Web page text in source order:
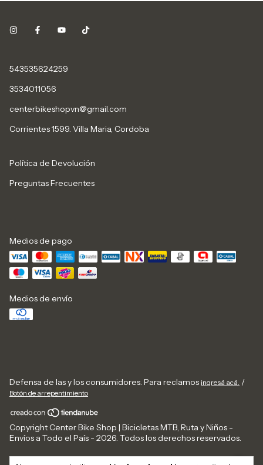
543535624259
3534011056
centerbikeshopvn@gmail.com
Corrientes 1599. Villa Maria, Cordoba
Política de Devolución
Preguntas Frecuentes
Medios de pago
Medios de envío
Defensa de las y los consumidores. Para reclamos ingresá acá. /
Botón de arrepentimiento
Copyright Center Bike Shop | Bicicletas MTB, Ruta y Niños -
Envíos a Todo el País - 2026. Todos los derechos reservados.